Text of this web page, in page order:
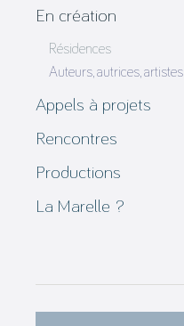
En création
Résidences
Auteurs, autrices, artistes
Appels à projets
Rencontres
Productions
La Marelle ?